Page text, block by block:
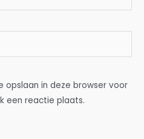
opslaan in deze browser voor
een reactie plaats.